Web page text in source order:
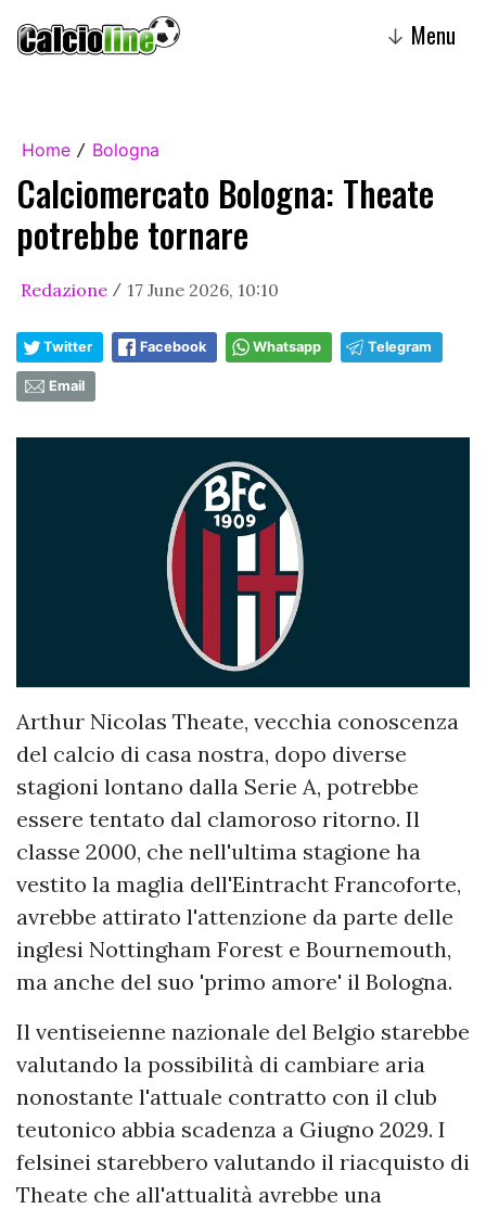
↓ Menu
Home / Bologna
Calciomercato Bologna: Theate
potrebbe tornare
Redazione / 17 June 2026, 10:10
Twitter Facebook Whatsapp Telegram
Email
Arthur Nicolas Theate, vecchia conoscenza
del calcio di casa nostra, dopo diverse
stagioni lontano dalla Serie A, potrebbe
essere tentato dal clamoroso ritorno. Il
classe 2000, che nell'ultima stagione ha
vestito la maglia dell'Eintracht Francoforte,
avrebbe attirato l'attenzione da parte delle
inglesi Nottingham Forest e Bournemouth,
ma anche del suo 'primo amore' il Bologna.
Il ventiseienne nazionale del Belgio starebbe
valutando la possibilità di cambiare aria
nonostante l'attuale contratto con il club
teutonico abbia scadenza a Giugno 2029. I
felsinei starebbero valutando il riacquisto di
Theate che all'attualità avrebbe una